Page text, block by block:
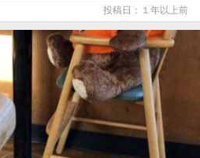
投稿日：１年以上前